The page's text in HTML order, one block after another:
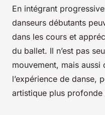
En intégrant
danseurs débutants
dans les cours et
du ballet. Il n’est pas
mouvement, mais aussi
l’expérience de danse,
artistique plus profonde